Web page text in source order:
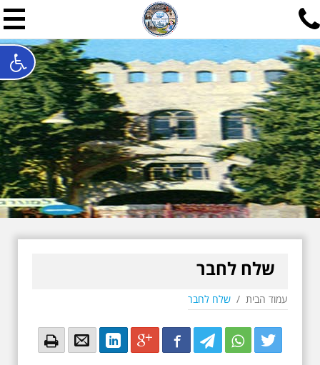
תל אביב שלי
תיור ישראלי בעריכת אילן
האתר המרכזי להיסטוריה של תל אביב ותולדות ארץ ישראל -
חייגו עכשיו:052-7747748
שלחו פנייה:ilan@mytelaviv.co.il
English עברית צור קשר
שלח לחבר
עמוד הבית / שלח לחבר
Twitter
Twitter
Twitter
Facebook
Google+
LinkedIn
Email
Email